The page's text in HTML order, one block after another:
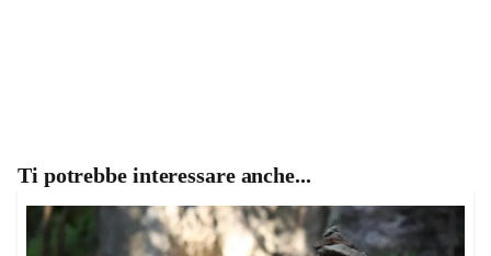
Ti potrebbe interessare anche...